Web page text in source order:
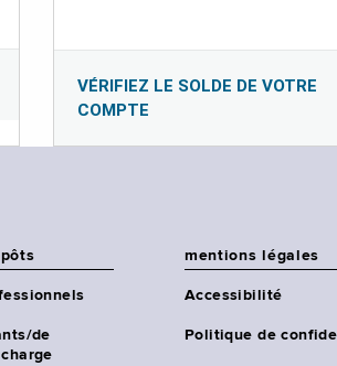
VÉRIFIEZ LE SOLDE DE VOTRE
COMPTE
de
mentions légales
Accessibilité
Politique de